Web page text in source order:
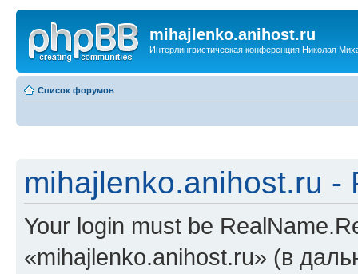
mihajlenko.anihost.ru
Интерлингвистическая конференция Николая
Список форумов
mihajlenko.anihost.ru -
Your login must be
«mihajlenko.anihost.ru» (в